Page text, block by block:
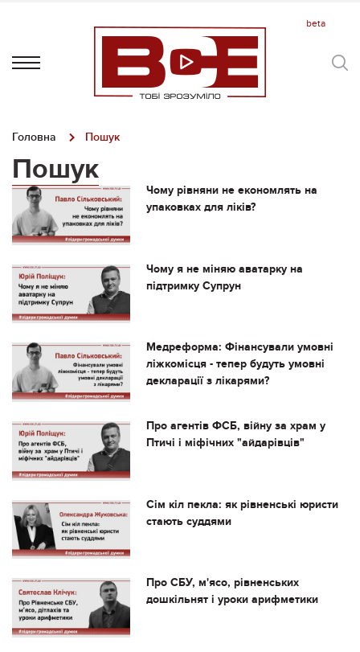
Головна Пошук
Пошук
Чому рівняни не економлять на
упаковках для ліків?
Чому я не міняю аватарку на
підтримку Супрун
Медреформа: Фінансували умовні
ліжкомісця - тепер будуть умовні
декларації з лікарями?
Про агентів ФСБ, війну за храм у
Птичі і міфічних "айдарівців"
Сім кіл пекла: як рівненські юристи
стають суддями
Про СБУ, м'ясо, рівненських
дошкільнят і уроки арифметики